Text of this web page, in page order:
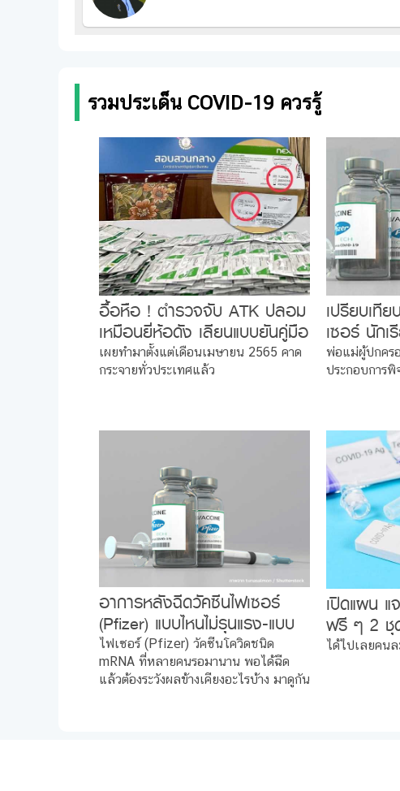
รวมประเด็น COVID-19 ควรรู้
อื้อหือ ! ตำรวจจับ ATK ปลอม
เหมือนยี่ห้อดัง เลียนแบบยันคู่มือ
มิน่าทำไมราคาถูก
เผยทำมาตั้งแต่เดือนเมษายน 2565 คาด
กระจายทั่วประเทศแล้ว
เปรียบเที
เซอร์ นักเ
วิดตัวไหน
พ่อแม่ผู้ปกคร
ประกอบการพิ
อาการหลังฉีดวัคซีนไฟเซอร์
(Pfizer) แบบไหนไม่รุนแรง-แบบ
ไหนต้องระวังใน 30 วัน
ไฟเซอร์ (Pfizer) วัคซีนโควิดชนิด
mRNA ที่หลายคนรอมานาน พอได้ฉีด
แล้วต้องระวังผลข้างเคียงอะไรบ้าง มาดูกัน
เปิดแผน แ
ฟรี ๆ 2 ชุ
ได้..ต้องทำ
ได้ไปเลยคน